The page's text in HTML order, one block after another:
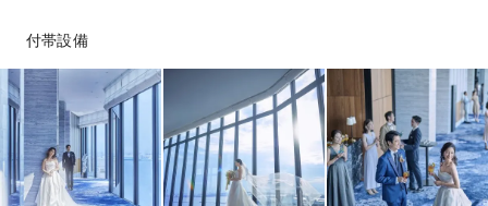
付帯設備